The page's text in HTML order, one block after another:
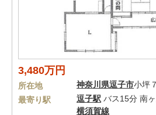
3,480万円
所在地 神奈川県逗子市小坪
最寄り駅
逗子駅 バス15分 南
横須賀線